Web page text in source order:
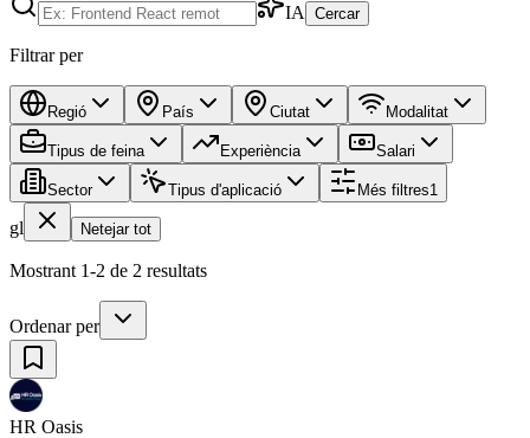
IA Cercar
Filtrar per
Regió País Ciutat Modalitat
Tipus de feina Experiència Salari
Sector Tipus d'aplicació Més filtres1
gl Netejar tot
Mostrant 1-2 de 2 resultats
Ordenar per
HR Oasis